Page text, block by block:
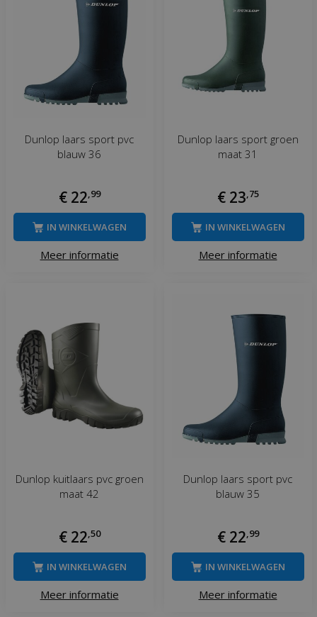
Dunlop laars sport pvc
blauw 36
€ 22,99
Meer informatie
IN WINKELWAGEN
Dunlop laars sport groen
maat 31
€ 23,75
Meer informatie
IN WINKELWAGEN
Dunlop kuitlaars pvc groen
maat 42
€ 22,50
Meer informatie
IN WINKELWAGEN
Dunlop laars sport pvc
blauw 35
€ 22,99
Meer informatie
IN WINKELWAGEN